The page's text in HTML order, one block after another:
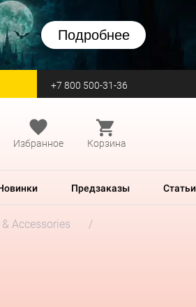
Подробнее
Zvezda +7 800 500-31-36
Избранное Корзина
Предзаказы Статьи
& Accessories